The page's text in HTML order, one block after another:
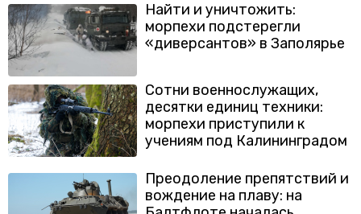
Найти и уничтожить:
морпехи подстерегли
«диверсантов» в Заполярье
Сотни военнослужащих,
десятки единиц техники:
морпехи приступили к
учениям под Калининградом
Преодоление препятствий и
вождение на плаву: на